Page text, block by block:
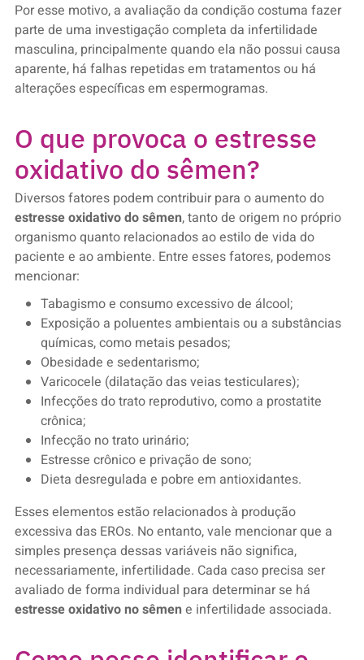
Por esse motivo, a avaliação da condição costuma fazer
parte de uma investigação completa da infertilidade
masculina, principalmente quando ela não possui causa
aparente, há falhas repetidas em tratamentos ou há
alterações específicas em espermogramas.
O que provoca o estresse
oxidativo do sêmen?
Diversos fatores podem contribuir para o aumento do
estresse oxidativo do sêmen, tanto de origem no próprio
organismo quanto relacionados ao estilo de vida do
paciente e ao ambiente. Entre esses fatores, podemos
mencionar:
Tabagismo e consumo excessivo de álcool;
Exposição a poluentes ambientais ou a substâncias
químicas, como metais pesados;
Obesidade e sedentarismo;
Varicocele (dilatação das veias testiculares);
Infecções do trato reprodutivo, como a prostatite
crônica;
Infecção no trato urinário;
Estresse crônico e privação de sono;
Dieta desregulada e pobre em antioxidantes.
Esses elementos estão relacionados à produção
excessiva das EROs. No entanto, vale mencionar que a
simples presença dessas variáveis não significa,
necessariamente, infertilidade. Cada caso precisa ser
avaliado de forma individual para determinar se há
estresse oxidativo no sêmen e infertilidade associada.